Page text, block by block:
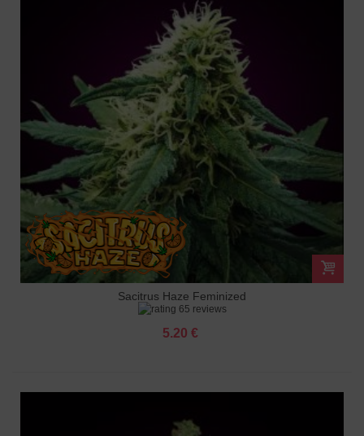
Sacitrus Haze Feminized
65 reviews
5.20 €